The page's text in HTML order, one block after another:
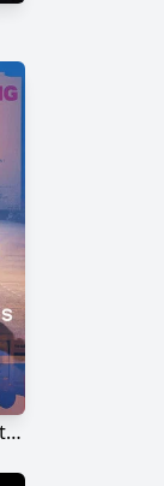
Asesinato para principiantes